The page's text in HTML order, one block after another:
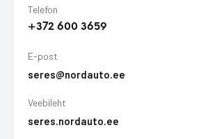
Telefon
+372 600 3659
E-post
seres@nordauto.ee
Veebileht
seres.nordauto.ee